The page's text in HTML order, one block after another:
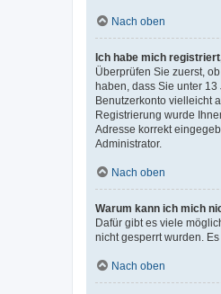
Nach oben
Ich habe mich
Überprüfen Sie zuerst,
haben, dass Sie unter
Benutzerkonto vielleicht
Registrierung wurde
Adresse korrekt
Administrator.
Nach oben
Warum kann ich mich
Dafür gibt es viele
nicht gesperrt wurden.
Nach oben